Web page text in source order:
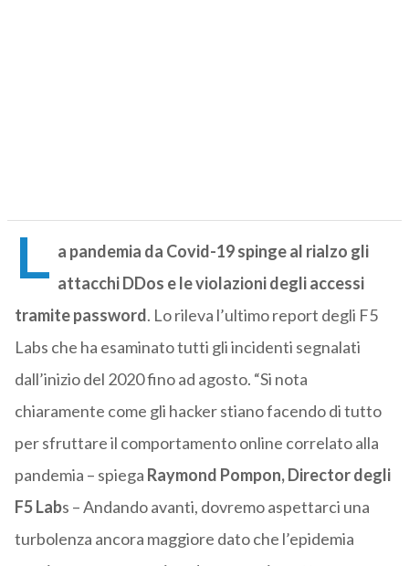
L a pandemia da Covid-19 spinge al rialzo gli
attacchi DDos e le violazioni degli accessi
tramite password. Lo rileva l’ultimo report degli F5
Labs che ha esaminato tutti gli incidenti segnalati
dall’inizio del 2020 fino ad agosto. “Si nota
chiaramente come gli hacker stiano facendo di tutto
per sfruttare il comportamento online correlato alla
pandemia – spiega Raymond Pompon, Director degli
F5 Labs – Andando avanti, dovremo aspettarci una
turbolenza ancora maggiore dato che l’epidemia